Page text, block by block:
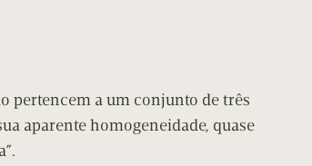
pertencem a um conjunto de três
aparente homogeneidade, quase